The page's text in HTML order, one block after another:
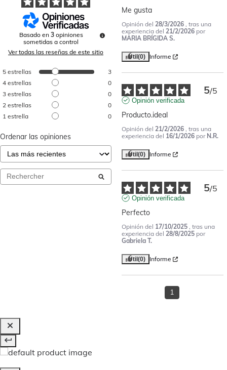
Basado en 3 opiniones
sometidas a control
Ver todas las reseñas de este sitio
5 estrellas
3
4 estrellas
0
3 estrellas
0
2 estrellas
0
1 estrella 0
Ordenar las opiniones
Me gusta
Opinión del 28/3/2026 , tras una
experiencia del 21/2/2026 por
MARIA BRÍGIDA S.
Útil (0) Informe
5/5
Opinión verificada
Producto.ideal
Opinión del 21/2/2026 , tras una
experiencia del 16/1/2026 por N.R.
Útil (0) Informe
5/5
Opinión verificada
Perfecto
Opinión del 17/10/2025 , tras una
experiencia del 28/8/2025 por
Gabriela T.
Útil (0) Informe
1